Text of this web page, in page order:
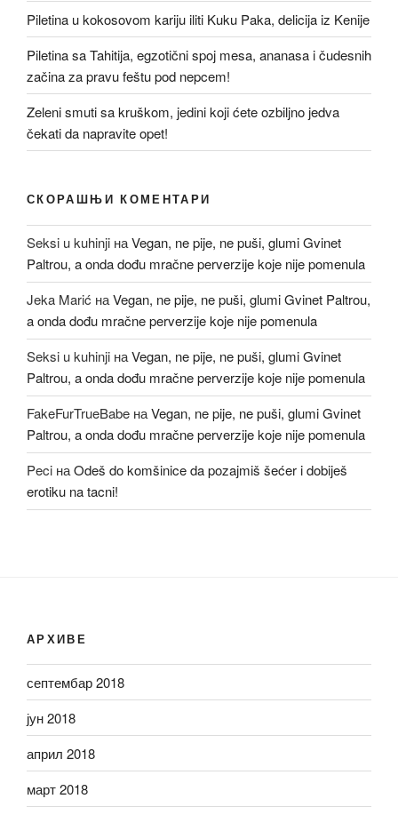
Piletina u kokosovom kariju iliti Kuku Paka, delicija iz Kenije
Piletina sa Tahitija, egzotični spoj mesa, ananasa i čudesnih
začina za pravu feštu pod nepcem!
Zeleni smuti sa kruškom, jedini koji ćete ozbiljno jedva
čekati da napravite opet!
СКОРАШЊИ КОМЕНТАРИ
Seksi u kuhinji наVegan, ne pije, ne puši, glumi Gvinet
Paltrou, a onda dođu mračne perverzije koje nije pomenula
Jeka Marić наVegan, ne pije, ne puši, glumi Gvinet Paltrou,
a onda dođu mračne perverzije koje nije pomenula
Seksi u kuhinji наVegan, ne pije, ne puši, glumi Gvinet
Paltrou, a onda dođu mračne perverzije koje nije pomenula
FakeFurTrueBabe наVegan, ne pije, ne puši, glumi Gvinet
Paltrou, a onda dođu mračne perverzije koje nije pomenula
Peci наOdeš do komšinice da pozajmiš šećer i dobiješ
erotiku na tacni!
АРХИВЕ
септембар 2018
јун 2018
април 2018
март 2018